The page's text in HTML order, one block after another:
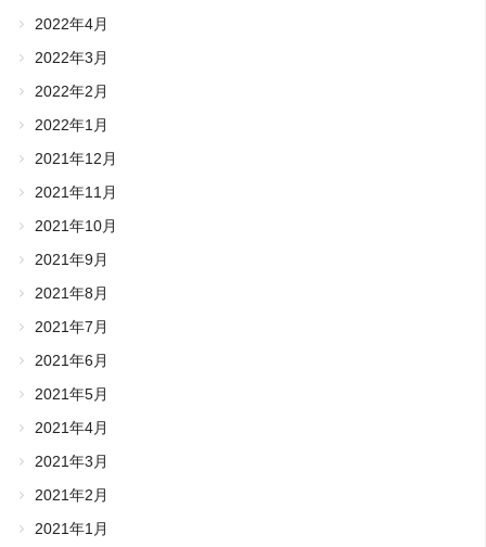
2022年4月
2022年3月
2022年2月
2022年1月
2021年12月
2021年11月
2021年10月
2021年9月
2021年8月
2021年7月
2021年6月
2021年5月
2021年4月
2021年3月
2021年2月
2021年1月